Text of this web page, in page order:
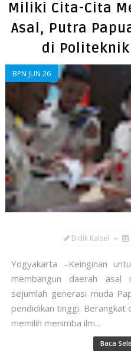
Miliki Cita-Cita
Asal, Putra
di Politeknik
BPN JUN 26
Bidik Kalsel
​Yogyakarta –Keinginan
membangun daerah
sejumlah generasi muda
pendidikan tinggi.
memilih menimba ilm...
Baca